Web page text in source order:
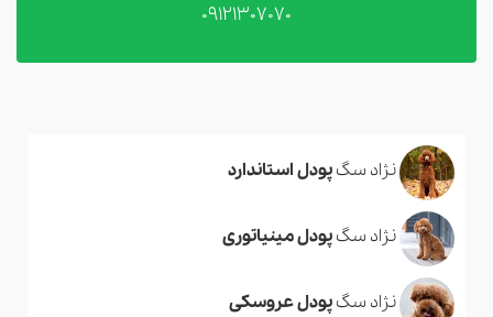
09121307070
نژاد سگپودل استاندارد
نژاد سگپودل مینیاتوری
نژاد سگپودل عروسکی